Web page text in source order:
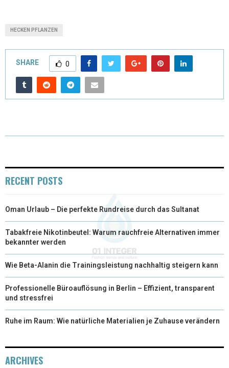
I
T
T
R
O
O E
T
I
HECKEN PFLANZEN
SHARE 0
RECENT POSTS
Oman Urlaub – Die perfekte Rundreise durch das Sultanat
Tabakfreie Nikotinbeutel: Warum rauchfreie Alternativen immer
bekannter werden
Wie Beta-Alanin die Trainingsleistung nachhaltig steigern kann
Professionelle Büroauflösung in Berlin – Effizient, transparent
und stressfrei
Ruhe im Raum: Wie natürliche Materialien je Zuhause verändern
ARCHIVES